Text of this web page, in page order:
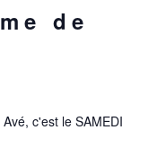
de
c'est le SAMEDI